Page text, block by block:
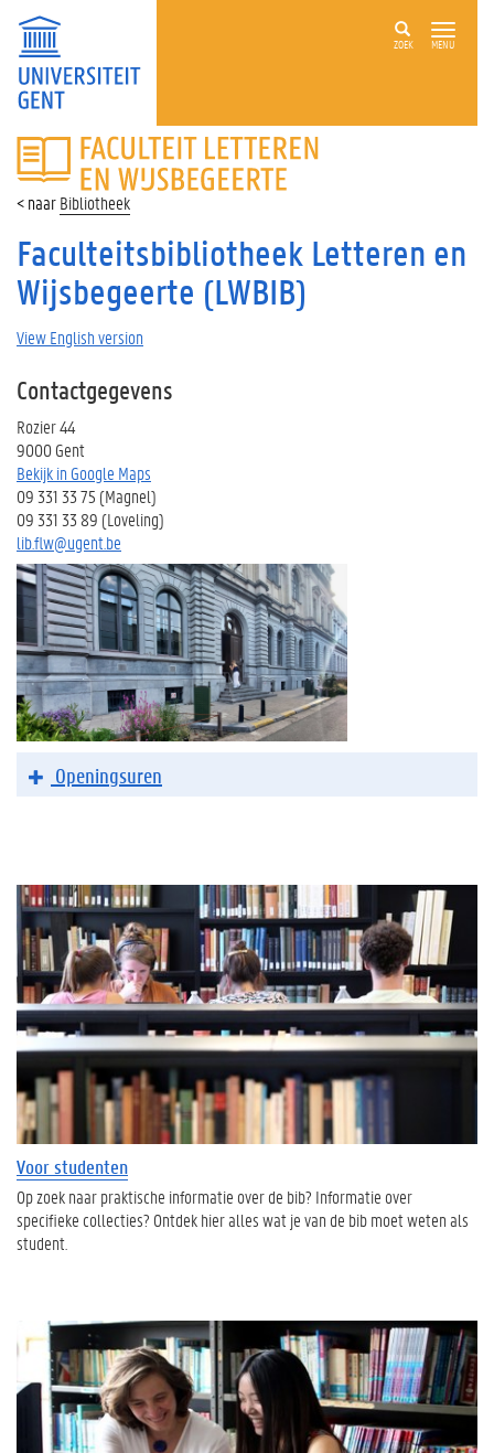
ZOEK MENU
FACULTEIT
LETTEREN
WIJSBEGEERTE
Bibliotheek
Faculteitsbibliotheek Letteren en
Wijsbegeerte (LWBIB)
View English version
Contactgegevens
Rozier 44
9000 Gent
Bekijk in Google Maps
09 331 33 75 (Magnel)
09 331 33 89 (Loveling)
lib.flw@ugent.be
Openingsuren
Voor studenten
Op zoek naar praktische informatie over de bib? Informatie over
specifieke collecties? Ontdek hier alles wat je van de bib moet weten als
student.